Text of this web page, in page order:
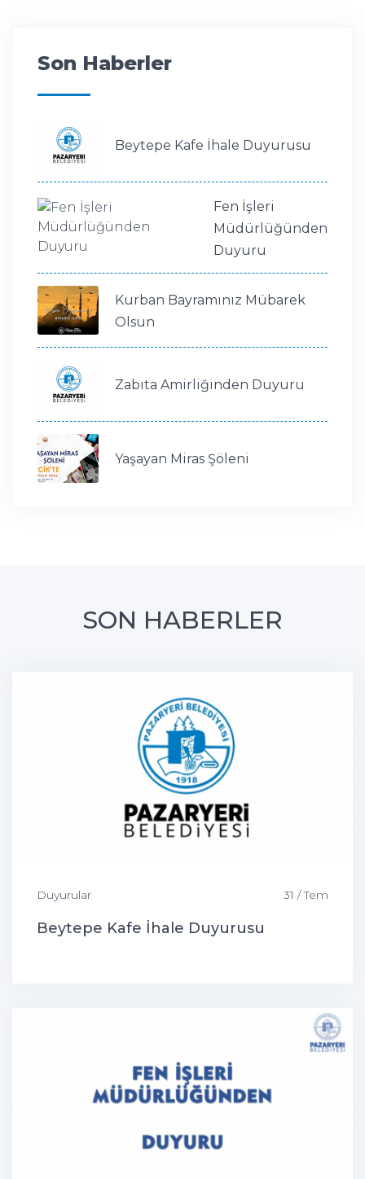
Son Haberler
Beytepe Kafe İhale Duyurusu
Fen İşleri
Müdürlüğünden
Duyuru
Kurban Bayramınız Mübarek
Olsun
Zabıta Amirliğinden Duyuru
Yaşayan Miras Şöleni
SON HABERLER
Duyurular 31 / Tem
Beytepe Kafe İhale Duyurusu